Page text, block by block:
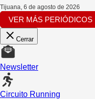
Tijuana 6 de agosto de 2026
VER MÁS PERIÓDICOS
Cerrar
Newsletter
Circuito Running